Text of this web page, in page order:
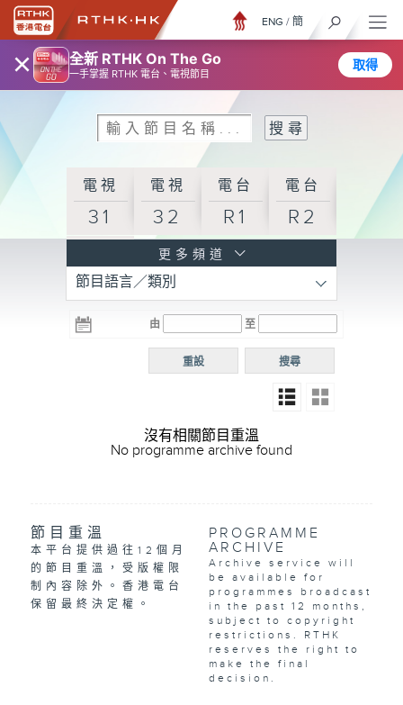
× 全新 RTHK On The Go
一手掌握 RTHK 電台、電視節目
取得
ENG / 簡
電視
31
電視
32
電台
R1
電台
R2
R3
電台 電台
R5
電台
普通
更多頻道
節目語言／類別
由 至
搜尋
重設
沒有相關節目重溫
No programme archive found
節目重溫
本平台提供過往12個月
的節目重溫，受版權限
制內容除外。香港電台
保留最終決定權。
PROGRAMME
ARCHIVE
Archive service will
be available for
programmes broadcast
in the past 12 months,
subject to copyright
restrictions. RTHK
reserves the right to
make the final
decision.